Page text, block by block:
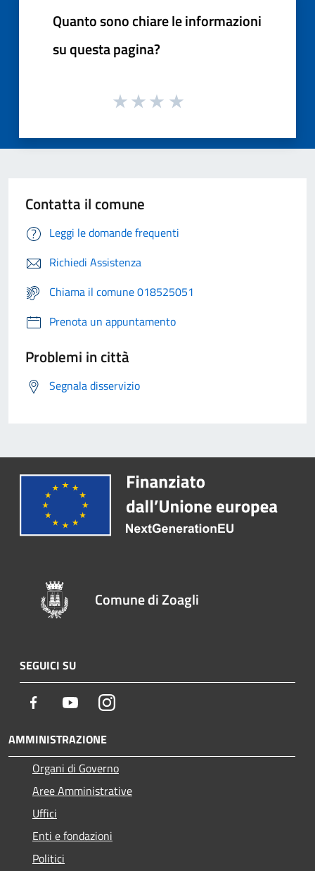
Quanto sono chiare le informazioni
su questa pagina?
Contatta il comune
Leggi le domande frequenti
Richiedi Assistenza
Chiama il comune 018525051
Prenota un appuntamento
Problemi in città
Segnala disservizio
Comune di Zoagli
SEGUICI SU
Facebook YoutubeInstagram
AMMINISTRAZIONE
Organi di Governo
Aree Amministrative
Uffici
Enti e fondazioni
Politici